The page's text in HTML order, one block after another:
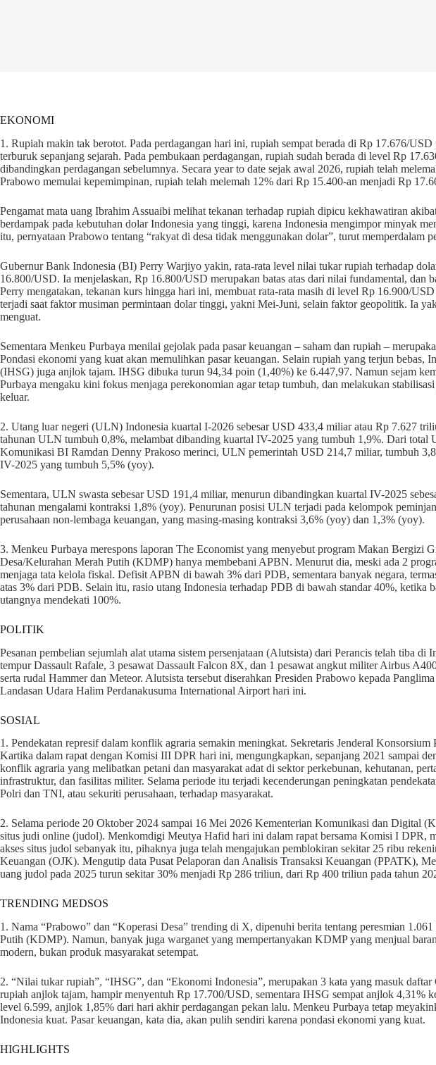
EKONOMI
1. Rupiah makin tak berotot. Pada perdagangan hari ini, rupiah sempat berada di Rp 17.676/
terburuk sepanjang sejarah. Pada pembukaan perdagangan, rupiah sudah berada di level Rp
dibandingkan perdagangan sebelumnya. Secara year to date sejak awal 2026, rupiah telah
Prabowo memulai kepemimpinan, rupiah telah melemah 12% dari Rp 15.400-an menjadi Rp
Pengamat mata uang Ibrahim Assuaibi melihat tekanan terhadap rupiah dipicu kekhawatiran
berdampak pada kebutuhan dolar Indonesia yang tinggi, karena Indonesia mengimpor minyak
itu, pernyataan Prabowo tentang “rakyat di desa tidak menggunakan dolar”, turut memperdalam
Gubernur Bank Indonesia (BI) Perry Warjiyo yakin, rata-rata level nilai tukar rupiah terhadap
16.800/USD. Ia menjelaskan, Rp 16.800/USD merupakan batas atas dari nilai fundamental, dan
Perry mengatakan, tekanan kurs hingga hari ini, membuat rata-rata masih di level Rp 16.900/
terjadi saat faktor musiman permintaan dolar tinggi, yakni Mei-Juni, selain faktor geopolitik. Ia
menguat.
Sementara Menkeu Purbaya menilai gejolak pada pasar keuangan – saham dan rupiah –
Pondasi ekonomi yang kuat akan memulihkan pasar keuangan. Selain rupiah yang terjun bebas,
(IHSG) juga anjlok tajam. IHSG dibuka turun 94,34 poin (1,40%) ke 6.447,97. Namun sejam
Purbaya mengaku kini fokus menjaga perekonomian agar tetap tumbuh, dan melakukan
keluar.
2. Utang luar negeri (ULN) Indonesia kuartal I-2026 sebesar USD 433,4 miliar atau Rp 7.627
tahunan ULN tumbuh 0,8%, melambat dibanding kuartal IV-2025 yang tumbuh 1,9%. Dari
Komunikasi BI Ramdan Denny Prakoso merinci, ULN pemerintah USD 214,7 miliar, tumbuh
IV-2025 yang tumbuh 5,5% (yoy).
Sementara, ULN swasta sebesar USD 191,4 miliar, menurun dibandingkan kuartal IV-2025
tahunan mengalami kontraksi 1,8% (yoy). Penurunan posisi ULN terjadi pada kelompok
perusahaan non-lembaga keuangan, yang masing-masing kontraksi 3,6% (yoy) dan 1,3% (yoy).
3. Menkeu Purbaya merespons laporan The Economist yang menyebut program Makan Bergizi
Desa/Kelurahan Merah Putih (KDMP) hanya membebani APBN. Menurut dia, meski ada 2
menjaga tata kelola fiskal. Defisit APBN di bawah 3% dari PDB, sementara banyak negara,
atas 3% dari PDB. Selain itu, rasio utang Indonesia terhadap PDB di bawah standar 40%, ketika
utangnya mendekati 100%.
POLITIK
Pesanan pembelian sejumlah alat utama sistem persenjataan (Alutsista) dari Perancis telah tiba di
tempur Dassault Rafale, 3 pesawat Dassault Falcon 8X, dan 1 pesawat angkut militer Airbus
serta rudal Hammer dan Meteor. Alutsista tersebut diserahkan Presiden Prabowo kepada
Landasan Udara Halim Perdanakusuma International Airport hari ini.
SOSIAL
1. Pendekatan represif dalam konflik agraria semakin meningkat. Sekretaris Jenderal
Kartika dalam rapat dengan Komisi III DPR hari ini, mengungkapkan, sepanjang 2021 sampai
konflik agraria yang melibatkan petani dan masyarakat adat di sektor perkebunan, kehutanan,
infrastruktur, dan fasilitas militer. Selama periode itu terjadi kecenderungan peningkatan
Polri dan TNI, atau sekuriti perusahaan, terhadap masyarakat.
2. Selama periode 20 Oktober 2024 sampai 16 Mei 2026 Kementerian Komunikasi dan Digital
situs judi online (judol). Menkomdigi Meutya Hafid hari ini dalam rapat bersama Komisi I DPR,
akses situs judol sebanyak itu, pihaknya juga telah mengajukan pemblokiran sekitar 25 ribu
Keuangan (OJK). Mengutip data Pusat Pelaporan dan Analisis Transaksi Keuangan (PPATK),
uang judol pada 2025 turun sekitar 30% menjadi Rp 286 triliun, dari Rp 400 triliun pada tahun
TRENDING MEDSOS
1. Nama “Prabowo” dan “Koperasi Desa” trending di X, dipenuhi berita tentang peresmian
Putih (KDMP). Namun, banyak juga warganet yang mempertanyakan KDMP yang menjual
modern, bukan produk masyarakat setempat.
2. “Nilai tukar rupiah”, “IHSG”, dan “Ekonomi Indonesia”, merupakan 3 kata yang masuk
rupiah anjlok tajam, hampir menyentuh Rp 17.700/USD, sementara IHSG sempat anjlok 4,31%
level 6.599, anjlok 1,85% dari hari akhir perdagangan pekan lalu. Menkeu Purbaya tetap
Indonesia kuat. Pasar keuangan, kata dia, akan pulih sendiri karena pondasi ekonomi yang kuat.
HIGHLIGHTS